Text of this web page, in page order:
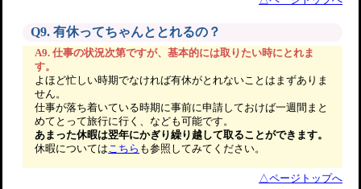
Q9. 有休ってちゃんととれるの？
A9. 仕事の状況次第ですが、基本的には取りたい時にとれま
す。
よほど忙しい時期でなければ有休がとれないことはまずありま
せん。
仕事が落ち着いている時期に事前に申請しておけば一週間まと
めてとって旅行に行く、なども可能です。
あまった休暇は翌年にかぎり繰り越して取ることができます。
休暇については こちら も参照してみてください。
△ページトップへ